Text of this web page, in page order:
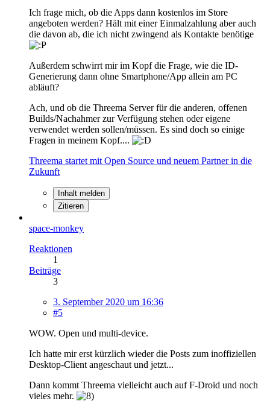
Ich frage mich, ob die Apps dann kostenlos im Store
angeboten werden? Hält mit einer Einmalzahlung aber auch
die davon ab, die ich nicht zwingend als Kontakte benötige
Außerdem schwirrt mir im Kopf die Frage, wie die ID-
Generierung dann ohne Smartphone/App allein am PC
abläuft?
Ach, und ob die Threema Server für die anderen, offenen
Builds/Nachahmer zur Verfügung stehen oder eigene
verwendet werden sollen/müssen. Es sind doch so einige
Fragen in meinem Kopf....
Threema startet mit Open Source und neuem Partner in die
Zukunft
Inhalt melden
Zitieren
space-monkey
Reaktionen
1
Beiträge
3
3. September 2020 um 16:36
#5
WOW. Open und multi-device.
Ich hatte mir erst kürzlich wieder die Posts zum inoffiziellen
Desktop-Client angeschaut und jetzt...
Dann kommt Threema vielleicht auch auf F-Droid und noch
vieles mehr.